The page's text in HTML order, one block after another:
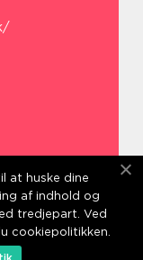
at huske dine
af indhold og
tredjepart. Ved
cookiepolitikken.